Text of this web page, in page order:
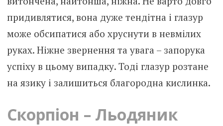
придивлятися, вона дуже тендітна і глазур
може обсипатися або хруснути в невмілих
руках. Ніжне звернення та увага – запорука
успіху в цьому випадку. Тоді глазур розтане
на язику і залишиться благородна кислинка.
Скорпіон – Льодяник